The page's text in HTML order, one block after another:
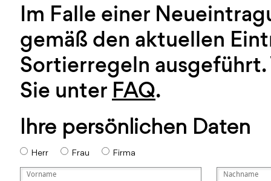
Im Falle einer
gemäß den aktuellen
Sortierregeln
Sie unter FAQ.
Ihre persönlichen Daten
Herr Frau Firma